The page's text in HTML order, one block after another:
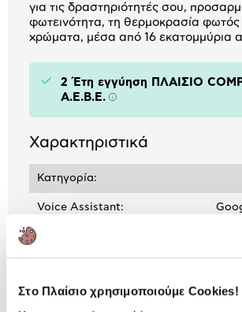
Στο Πλαίσιο χρησιμοποιούμε Cookies!
για τις δραστηριότητές σου,
φωτεινότητα, τη θερμοκρασία φωτός
χρώματα, μέσα από 16 εκατομμύρια
2 Έτη εγγύηση ΠΛΑΙΣΙΟ
A.E.B.E. Πληροφορίες
Χαρακτηριστικά
Κατηγορία:
Voice Assistant: